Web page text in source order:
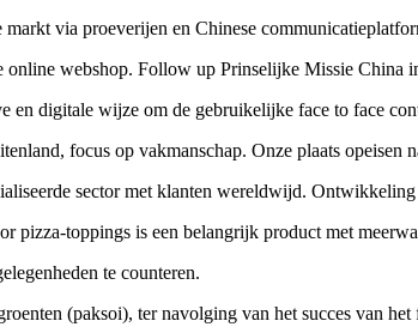
via proeverijen en Chinese
webshop. Follow up Prinselijke Missie China
en digitale wijze om de gebruikelijke face to face
focus op vakmanschap. Onze plaats opeisen
sector met klanten wereldwijd.
pizza-toppings is een belangrijk product met
te counteren.
(paksoi), ter navolging van het succes van